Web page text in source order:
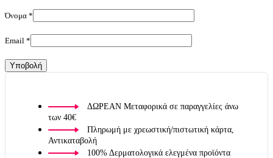
Όνομα *
Email *
ΔΩΡΕΑΝ Μεταφορικά σε παραγγελίες άνω
των 40€
Πληρωμή με χρεωστική/πιστωτική κάρτα,
Αντικαταβολή
100% Δερματολογικά ελεγμένα προϊόντα